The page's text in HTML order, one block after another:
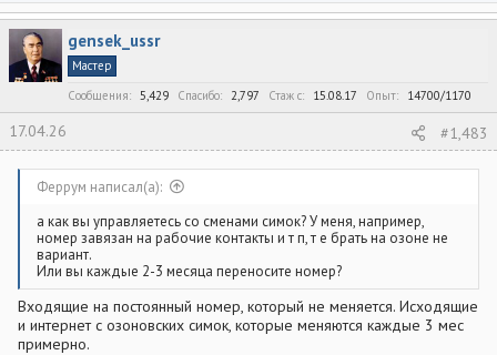
а
к
ц
и
и
gensek_ussr
Мастер
Сообщения
5,429 Спасибо 2,797 Стаж c 15.08.17 Опыт 14700/1170
17.04.26 #1,483
Феррум написал(а):
а как вы управляетесь со сменами симок? У меня, например,
номер завязан на рабочие контакты и т п, т е брать на озоне не
вариант.
Или вы каждые 2-3 месяца переносите номер?
Входящие на постоянный номер, который не меняется. Исходящие
и интернет с озоновских симок, которые меняются каждые 3 мес
примерно.